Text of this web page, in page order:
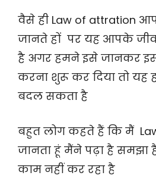
वैसे ही Law of attration
जानते हों पर यह आपके
है अगर हमने इसे जानकर
करना शुरू कर दिया तो यह
बदल सकता है
बहुत लोग कहते हैं कि मैं
जानता हूं मैंने पढ़ा है समझा
काम नहीं कर रहा है